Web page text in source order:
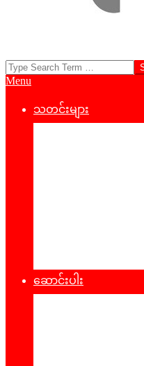
ရှမ်း
Search
Primary
Menu
သတင်းများ
ဆောင်းပါး